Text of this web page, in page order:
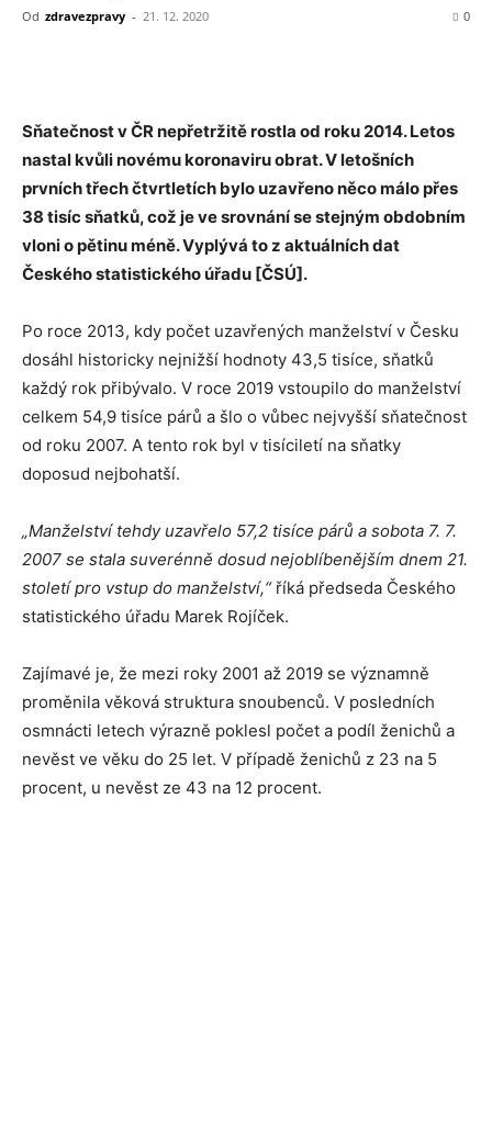
Od zdravezpravy - 21. 12. 2020 0
Sňatečnost v ČR nepřetržitě rostla od roku 2014. Letos
nastal kvůli novému koronaviru obrat.V letošních
prvních třech čtvrtletích bylo uzavřeno něco málo přes
38 tisíc sňatků, což je ve srovnání se stejným obdobním
vloni o pětinu méně. Vyplývá to z aktuálních dat
Českého statistického úřadu [ČSÚ].
Po roce 2013, kdy počet uzavřených manželství v Česku
dosáhl historicky nejnižší hodnoty 43,5 tisíce, sňatků
každý rok přibývalo. V roce 2019 vstoupilo do manželství
celkem 54,9 tisíce párů a šlo o vůbec nejvyšší sňatečnost
od roku 2007. A tento rok byl v tisíciletí na sňatky
doposud nejbohatší.
„Manželství tehdy uzavřelo 57,2 tisíce párů a sobota 7. 7.
2007 se stala suverénně dosud nejoblíbenějším dnem 21.
století pro vstup do manželství,“říká předseda Českého
statistického úřadu Marek Rojíček.
Zajímavé je, že mezi roky 2001 až 2019 se významně
proměnila věková struktura snoubenců. V posledních
osmnácti letech výrazně poklesl počet a podíl ženichů a
nevěst ve věku do 25 let. V případě ženichů z 23 na 5
procent, u nevěst ze 43 na 12 procent.